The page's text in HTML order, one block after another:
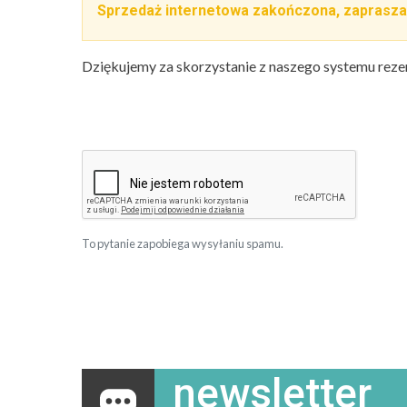
Sprzedaż internetowa zakończona,
Dziękujemy za skorzystanie z naszego systemu
To pytanie zapobiega wysyłaniu spamu.
newsletter